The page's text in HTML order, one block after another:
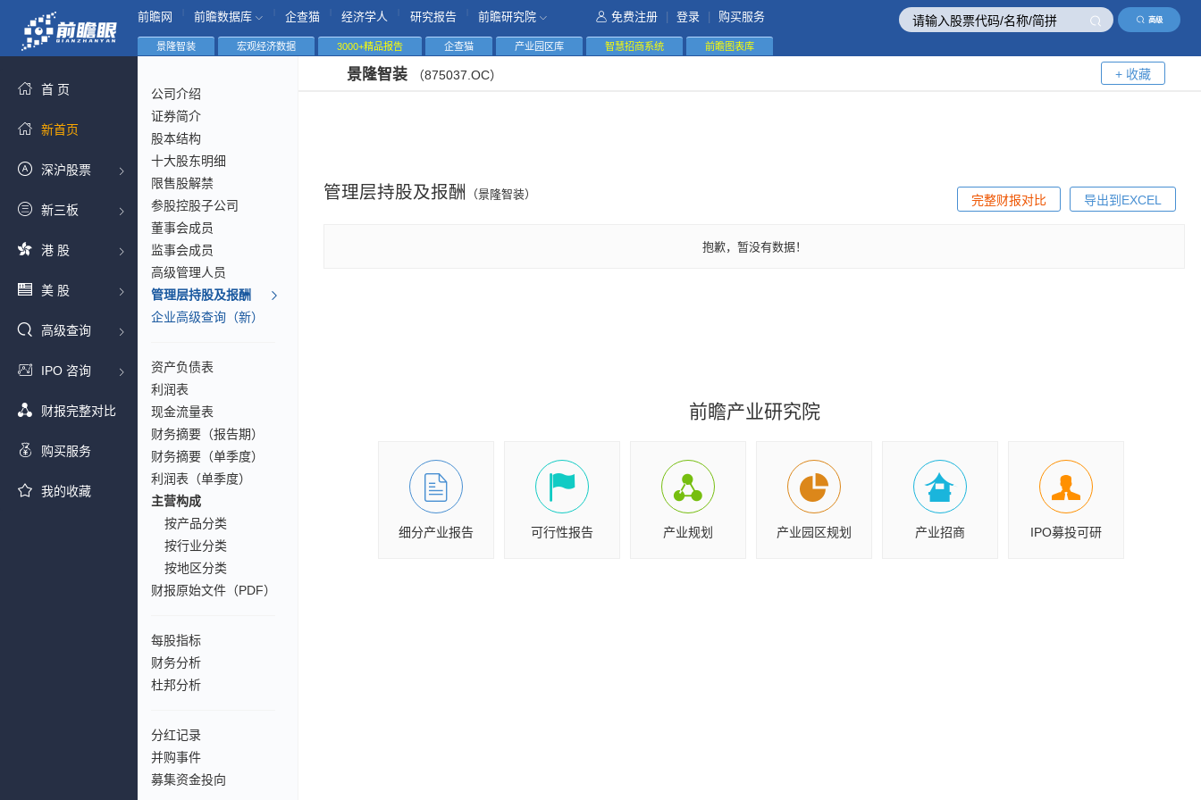
高级
前瞻网 前瞻数据库 企查猫 经济学人 研究报告 前瞻研究院 免费注册 登录 购买服务
首 页
新首页
深沪股票
新三板
港 股
美 股
高级查询
IPO 咨询
财报完整对比
购买服务
我的收藏
景隆智装 宏观经济数据 3000+精品报告 企查猫 产业园区库 智慧招商系统 前瞻图表库
公司介绍
证券简介
股本结构
十大股东明细
限售股解禁
参股控股子公司
董事会成员
监事会成员
高级管理人员
管理层持股及报酬
企业高级查询（新）
资产负债表
利润表
现金流量表
财务摘要（报告期）
财务摘要（单季度）
利润表（单季度）
主营构成
按产品分类
按行业分类
按地区分类
财报原始文件（PDF）
每股指标
财务分析
杜邦分析
分红记录
并购事件
募集资金投向
景隆智装 （875037.OC） + 收藏
管理层持股及报酬 （景隆智装） 导出到EXCEL
完整财报对比
抱歉，暂没有数据！
前瞻产业研究院
细分产业报告 可行性报告 产业规划 产业园区规划 产业招商 IPO募投可研